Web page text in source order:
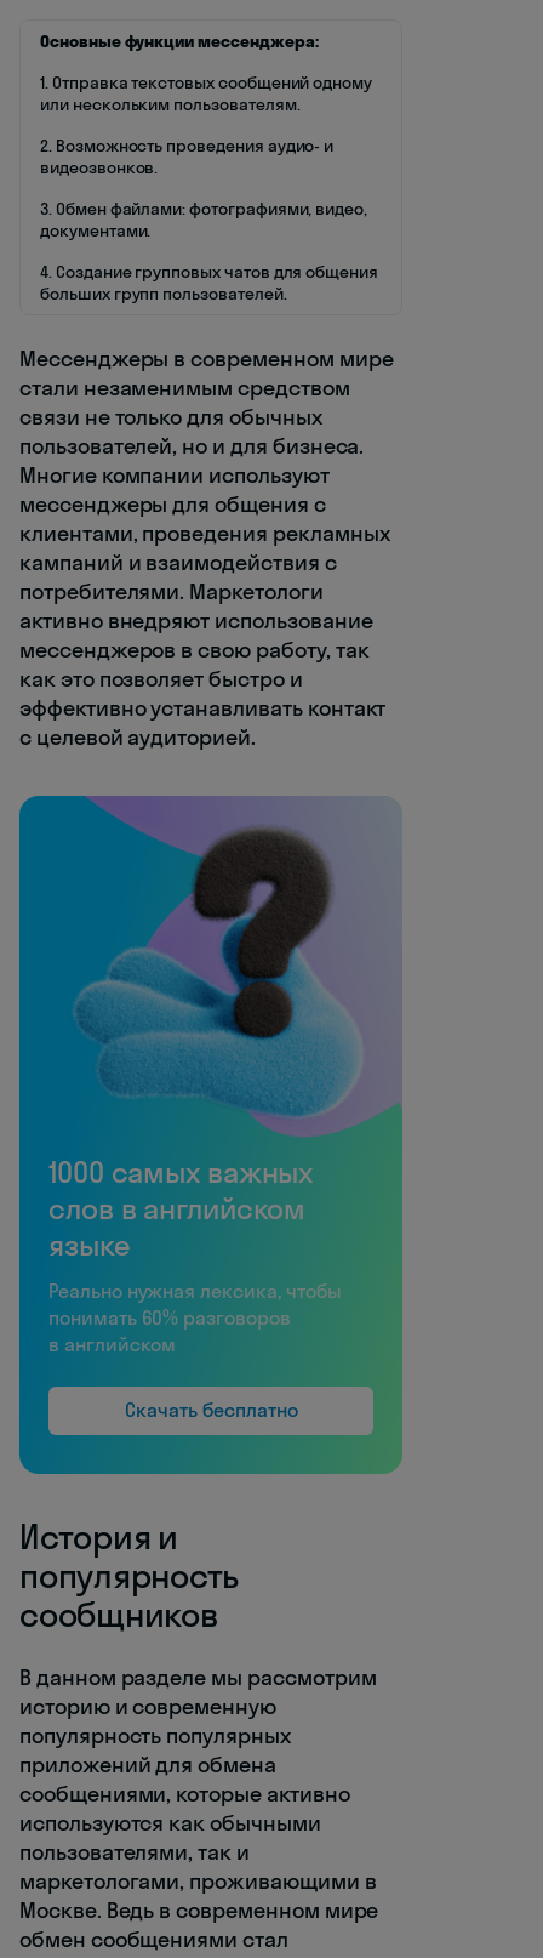
Основные функции мессенджера:
1. Отправка текстовых сообщений одному
или нескольким пользователям.
2. Возможность проведения аудио- и
видеозвонков.
3. Обмен файлами: фотографиями, видео,
документами.
4. Создание групповых чатов для общения
больших групп пользователей.
Мессенджеры в современном мире
стали незаменимым средством
связи не только для обычных
пользователей, но и для бизнеса.
Многие компании используют
мессенджеры для общения с
клиентами, проведения рекламных
кампаний и взаимодействия с
потребителями. Маркетологи
активно внедряют использование
мессенджеров в свою работу, так
как это позволяет быстро и
эффективно устанавливать контакт
с целевой аудиторией.
1000 самых важных
слов в английском
языке
Реально нужная лексика, чтобы
понимать 60% разговоров
в английском
Скачать бесплатно
История и
популярность
сообщников
В данном разделе мы рассмотрим
историю и современную
популярность популярных
приложений для обмена
сообщениями, которые активно
используются как обычными
пользователями, так и
маркетологами, проживающими в
Москве. Ведь в современном мире
обмен сообщениями стал